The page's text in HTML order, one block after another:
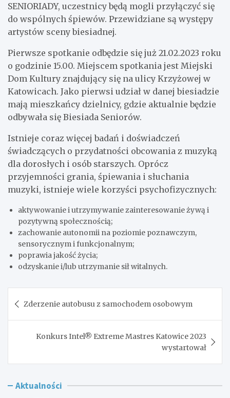
SENIORIADY, uczestnicy będą mogli przyłączyć się
do wspólnych śpiewów. Przewidziane są występy
artystów sceny biesiadnej.
Pierwsze spotkanie odbędzie się już 21.02.2023 roku
o godzinie 15.00. Miejscem spotkania jest Miejski
Dom Kultury znajdujący się na ulicy Krzyżowej w
Katowicach. Jako pierwsi udział w danej biesiadzie
mają mieszkańcy dzielnicy, gdzie aktualnie będzie
odbywała się Biesiada Seniorów.
Istnieje coraz więcej badań i doświadczeń
świadczących o przydatności obcowania z muzyką
dla dorosłych i osób starszych. Oprócz
przyjemności grania, śpiewania i słuchania
muzyki, istnieje wiele korzyści psychofizycznych:
aktywowanie i utrzymywanie zainteresowanie żywą i
pozytywną społecznością;
zachowanie autonomii na poziomie poznawczym,
sensorycznym i funkcjonalnym;
poprawia jakość życia;
odzyskanie i/lub utrzymanie sił witalnych.
wpisu
Zderzenie autobusu z samochodem osobowym
Konkurs Intel® Extreme Mastres Katowice 2023
wystartował
Aktualności